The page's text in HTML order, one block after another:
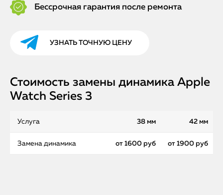
Бессрочная гарантия после ремонта
УЗНАТЬ ТОЧНУЮ ЦЕНУ
Стоимость замены динамика Apple
Watch Series 3
Услуга 38 мм 42 мм
Замена динамика от 1600 руб от 1900 руб